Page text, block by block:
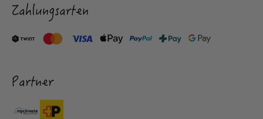
Zahlungsarten
Partner